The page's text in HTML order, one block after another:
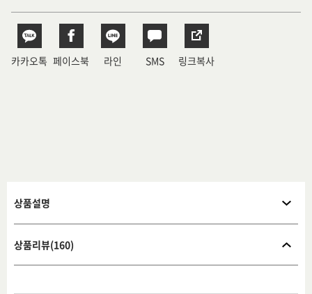
카카오톡 페이스북 라인 SMS 링크복사
상품설명
상품리뷰(160)